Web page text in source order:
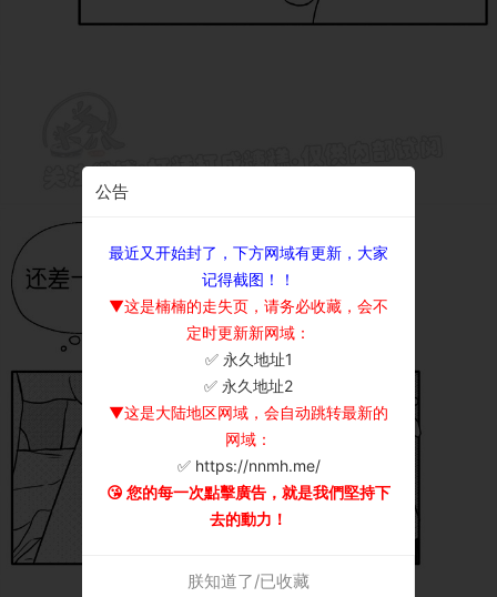
公告
最近又开始封了，下方网域有更新，大家
记得截图！！
▼这是楠楠的走失页，请务必收藏，会不
定时更新新网域：
✅ 永久地址1
✅ 永久地址2
▼这是大陆地区网域，会自动跳转最新的
网域：
✅ https://nnmh.me/
😘 您的每一次點擊廣告，就是我們堅持下
去的動力！
朕知道了/已收藏